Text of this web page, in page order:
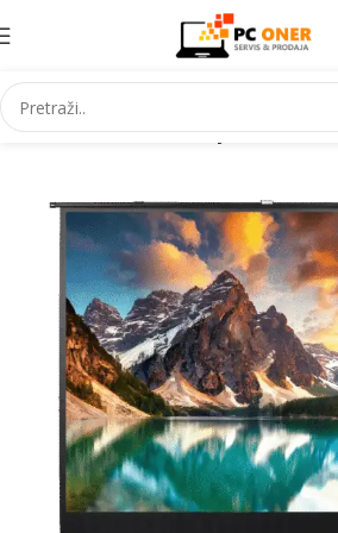
Početna Elektronika Projektori